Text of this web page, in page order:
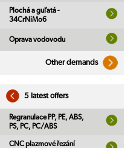
Plochá a guľatá -
34CrNiMo6
Oprava vodovodu
Other demands
5 latest offers
Regranulace PP, PE, ABS,
PS, PC, PC/ABS
CNC plazmové řezání